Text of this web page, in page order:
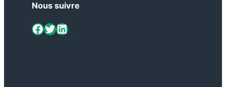
Nous suivre
ViaMétiers sur Facebook Twitter LinkedIn